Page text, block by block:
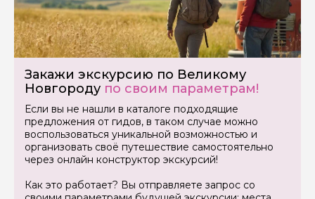
Закажи экскурсию по Великому
Новгороду по своим параметрам!
Если вы не нашли в каталоге подходящие
предложения от гидов, в таком случае можно
воспользоваться уникальной возможностью и
организовать своё путешествие самостоятельно
через онлайн конструктор экскурсий!
Как это работает? Вы отправляете запрос со
Задайте свой вопрос гиду